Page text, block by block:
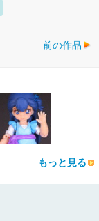
前の作品
もっと見る